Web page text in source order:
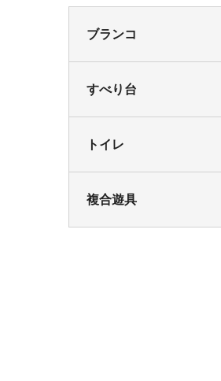
ブランコ
すべり台
トイレ
複合遊具